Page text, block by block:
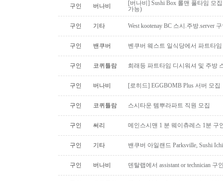
구인 버나비
[버나비] Sushi Box 롤맨 풀타임 모
가능)
구인 기타 West kootenay BC 스시.주방.server
구인 밴쿠버 벤쿠버 웨스트 일식당에서 파트타
구인 코퀴틀람 희래등 파트타임 디시워셔 및 주방
구인 버나비 [로히드] EGGBOMB Plus 서버 모집
구인 코퀴틀람 스시타운 템뿌라파트 직원 모집
구인 써리 메인스시맨 1 분 웨이츄레스 1분 구
구인 기타 밴쿠버 아일랜드 Parksville, Sushi
구인 버나비 덴탈랩에서 assistant or technician 구